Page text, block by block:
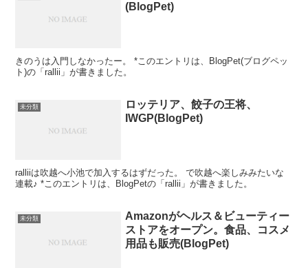
(BlogPet)
きのうは入門しなかったー。 *このエントリは、BlogPet(ブログペッ
ト)の「rallii」が書きました。
未分類
ロッテリア、餃子の王将、
IWGP(BlogPet)
ralliiは吹越へ小池で加入するはずだった。 で吹越へ楽しみみたいな
連載♪ *このエントリは、BlogPetの「rallii」が書きました。
未分類
Amazonがヘルス＆ビューティー
ストアをオープン。食品、コスメ
用品も販売(BlogPet)